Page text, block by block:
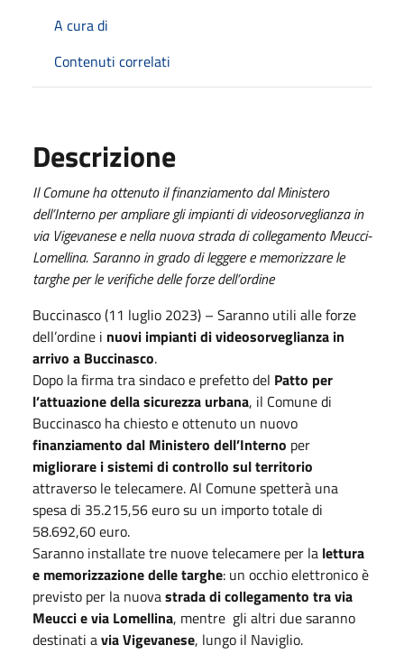
A cura di
Contenuti correlati
Descrizione
Il Comune ha ottenuto il finanziamento dal Ministero
dell’Interno per ampliare gli impianti di videosorveglianza in
via Vigevanese e nella nuova strada di collegamento Meucci-
Lomellina. Saranno in grado di leggere e memorizzare le
targhe per le verifiche delle forze dell’ordine
Buccinasco (11 luglio 2023) – Saranno utili alle forze
dell’ordine i nuovi impianti di videosorveglianza in
arrivo a Buccinasco.
Dopo la firma tra sindaco e prefetto del Patto per
l’attuazione della sicurezza urbana, il Comune di
Buccinasco ha chiesto e ottenuto un nuovo
finanziamento dal Ministero dell’Interno per
migliorare i sistemi di controllo sul territorio
attraverso le telecamere. Al Comune spetterà una
spesa di 35.215,56 euro su un importo totale di
58.692,60 euro.
Saranno installate tre nuove telecamere per la lettura
e memorizzazione delle targhe: un occhio elettronico è
previsto per la nuovastrada di collegamento tra via
Meucci e via Lomellina, mentre gli altri due saranno
destinati avia Vigevanese, lungo il Naviglio.